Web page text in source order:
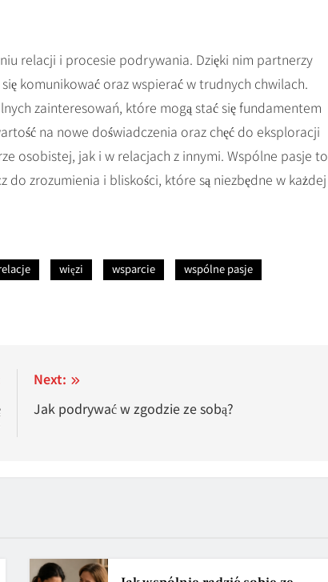
relacji i procesie podrywania. Dzięki nim partnerzy
komunikować oraz wspierać w trudnych chwilach.
zainteresowań, które mogą stać się fundamentem
na nowe doświadczenia oraz chęć do eksploracji
osobistej, jak i w relacjach z innymi. Wspólne pasje to
do zrozumienia i bliskości, które są niezbędne w każdej
więzi wsparcie
wspólne pasje
Next:
Jak podrywać w zgodzie ze sobą?